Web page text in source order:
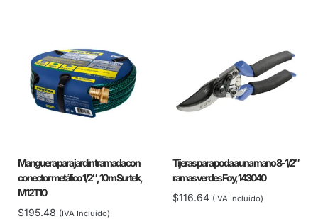
Manguera para jardín tramada con
conector metálico 1/2″, 10 m Surtek,
M12T10
$195.48 (IVA Incluido)
Tijeras para poda a una mano 8-1/2″
ramas verdes Foy, 143040
$116.64 (IVA Incluido)